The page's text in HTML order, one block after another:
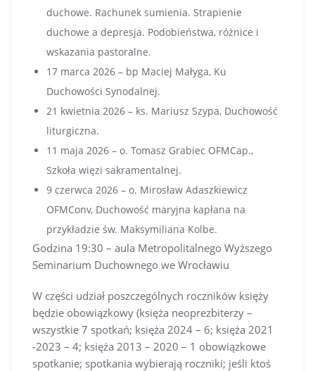
duchowe. Rachunek sumienia. Strapienie
duchowe a depresja. Podobieństwa, różnice i
wskazania pastoralne.
17 marca 2026 – bp Maciej Małyga, Ku
Duchowości Synodalnej.
21 kwietnia 2026 – ks. Mariusz Szypa, Duchowość
liturgiczna.
11 maja 2026 – o. Tomasz Grabiec OFMCap.,
Szkoła więzi sakramentalnej.
9 czerwca 2026 – o. Mirosław Adaszkiewicz
OFMConv, Duchowość maryjna kapłana na
przykładzie św. Maksymiliana Kolbe.
Godzina 19:30 – aula Metropolitalnego Wyższego
Seminarium Duchownego we Wrocławiu
W części udział poszczególnych roczników księży
będzie obowiązkowy (księża neoprezbiterzy –
wszystkie 7 spotkań; księża 2024 – 6; księża 2021
-2023 – 4; księża 2013 – 2020 – 1 obowiązkowe
spotkanie; spotkania wybierają roczniki; jeśli ktoś